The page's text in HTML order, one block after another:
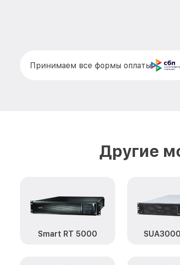
Принимаем все формы оплаты
Другие
Smart RT 5000